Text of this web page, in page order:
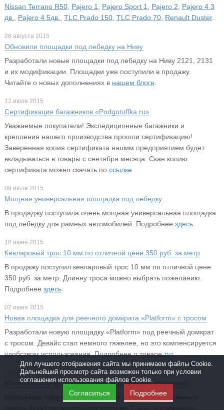
Nissan Terrano R50, Pajero 1 Pajero Sport 1 Pajero 2
Pajero 4 3
дв.
Pajero 4 5дв. TLC Prado 150, TLC Prado 70, Renault Duster.
26 августа 2015
Обновили площадки под лебедку на Ниву
Разработали новые площадки под лебедку на Ниву 2121, 2131
и их модификации. Площадки уже поступили в продажу.
Читайте о новых дополнениях в нашем блоге
12 июля 2015
Сертификация багажников «Podgotoffka.ru»
Уважаемые покупатели! Экспедиционные багажники и
крепления нашего производства прошли сертификацию!
Заверенная копия сертификата нашим предприятием будет
вкладываться в товары с сентября месяца. Скан копию
сертификата можно скачать по ссылке
09 июля 2015
Мощная универсальная площадка под лебедку
В продаджу поступила очень мощная универсальная площадка
под лебедку для рамных автомобилей. Подробнее здесь
18 июня 2015
Кевларовый трос 10 мм по отличной цене 350 руб. за метр
В продажу поступил кевларовый трос 10 мм по отличной цене
350 руб. за метр. Длинну троса можно выбрать пожеланию.
Подробнее здесь
02 июня 2015
Новая площадка для реечного домкрата «Platform» с тросом
Разработали новую площадку «Platform» под реечный домкрат
с тросом. Девайс стал немного тяжелее, но это компенсируется
удобством использования. Подробнее о товаретут
29 апреля 2015
Режим работы и отправки заказов в майские праздники!
Уважаемые покупатели! Все новые и недавно оплаченные
Для лучшего отображения сайта мы принимаем файлы Cookie.
Дальнейший просмотр сайта возможен только при условии
соглашения использования файлов Cookie.
Согласиться Подробнее